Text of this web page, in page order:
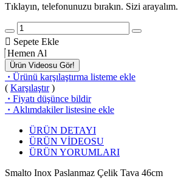
Tıklayın, telefonunuzu bırakın. Sizi arayalım.
Sepete Ekle
Hemen Al
Ürün Videosu Gör!
· Ürünü karşılaştırma listeme ekle
( Karşılaştır)
· Fiyatı düşünce bildir
· Aklımdakiler listesine ekle
ÜRÜN DETAYI
ÜRÜN VİDEOSU
ÜRÜN YORUMLARI
Smalto Inox Paslanmaz Çelik Tava 46cm